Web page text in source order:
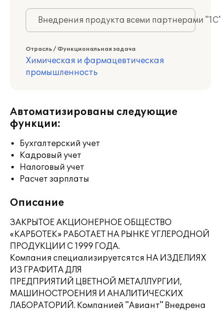
Внедрения продукта всеми партнерами
Отрасль / Функциональная задача
Химическая и фармацевтическая
промышленность
Автоматизированы следующие
функции:
Бухгалтерский учет
Кадровый учет
Налоговый учет
Расчет зарплаты
Описание
ЗАКРЫТОЕ АКЦИОНЕРНОЕ ОБЩЕСТВО
«КАРБОТЕК» РАБОТАЕТ НА РЫНКЕ УГЛЕРОДНОЙ
ПРОДУКЦИИ С 1999 ГОДА.
Компания специализируетсятся НА ИЗДЕЛИЯХ
ИЗ ГРАФИТА ДЛЯ
ПРЕДПРИЯТИЙ ЦВЕТНОЙ МЕТАЛЛУРГИИ,
МАШИНОСТРОЕНИЯ И АНАЛИТИЧЕСКИХ
ЛАБОРАТОРИЙ. Компанией "Авиант" Внедрена